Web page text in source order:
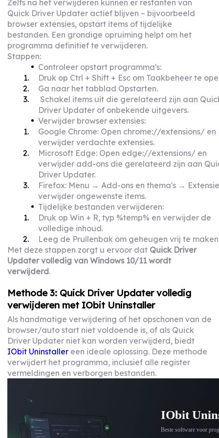
Zelfs na het verwijderen kunnen er restanten van
Quick Driver Updater actief blijven – bijvoorbeeld
browser extensies, opstart items of tijdelijke
bestanden. Een grondige opruiming helpt om het
programma definitief te verwijderen.
Stappen:
Controleer opstart programma's:
Druk op Ctrl + Shift + Esc om Taakbeheer te
Ga naar het tabblad Opstarten.
Schakel items uit die gerelateerd zijn aan
Driver Updater of onbekende uitgevers.
Verwijder browser extensies:
Google Chrome: Open chrome://extensions/ en
verwijder verdachte extensies.
Microsoft Edge: Open edge://extensions/ en
verwijder add-ons die gerelateerd zijn aan
Driver Updater.
Firefox: Menu → Add-ons en thema's →
verwijder ongewenste items.
Tijdelijke bestanden verwijderen:
Druk op Win + R, typ %temp% en verwijder de
volledige inhoud.
Leeg de Prullenbak om geheugen vrij te
Met deze stappen zorgt u ervoor dat Quick Driver
Updater volledig van Windows 10/11 wordt
verwijderd.
Methode 3: Quick Driver Updater volledig
verwijderen met IObit Uninstaller
Als handmatige verwijdering of het opschonen van de
browser/auto start niet voldoende is, of als Quick
Driver Updater niet kan worden verwijderd, biedt
IObit Uninstaller een ideale oplossing. Deze methode
verwijdert het programma, inclusief alle register
vermeldingen en verborgen bestanden.
IObit
Beste software voor